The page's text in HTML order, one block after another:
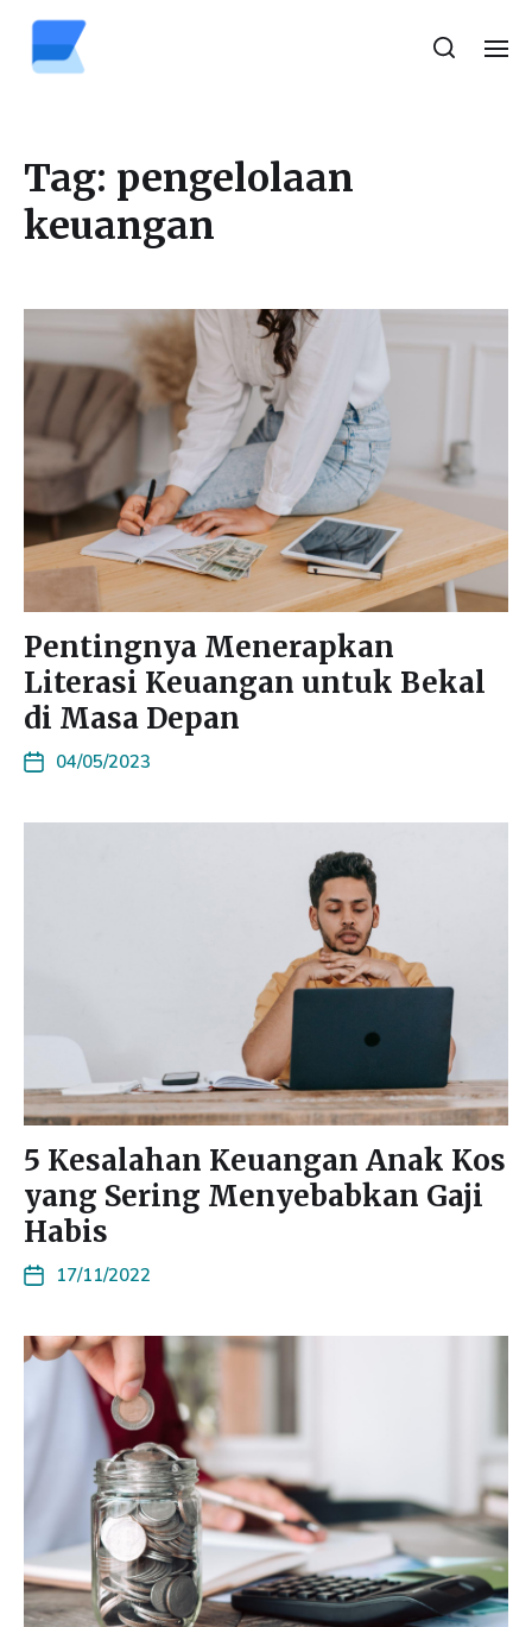
Tag: pengelolaan
keuangan
Pentingnya Menerapkan
Literasi Keuangan untuk Bekal
di Masa Depan
04/05/2023
5 Kesalahan Keuangan Anak Kos
yang Sering Menyebabkan Gaji
Habis
17/11/2022